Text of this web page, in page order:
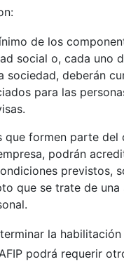
de los
social o, cada uno
sociedad, deberán
para las
que formen parte del
podrán
previstos,
que se trate de una
la habilitación
podrá requerir